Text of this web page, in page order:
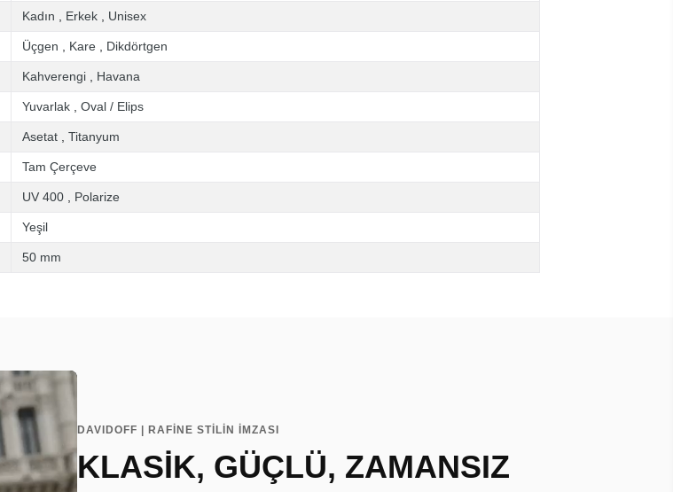
Kadın Erkek Unisex
Üçgen Kare Dikdörtgen
Kahverengi Havana
Yuvarlak Oval / Elips
Asetat Titanyum
Tam Çerçeve
UV 400 Polarize
Yeşil
50 mm
DAVIDOFF | RAFİNE STİLİN İMZASI
KLASİK, GÜÇLÜ, ZAMANSIZ